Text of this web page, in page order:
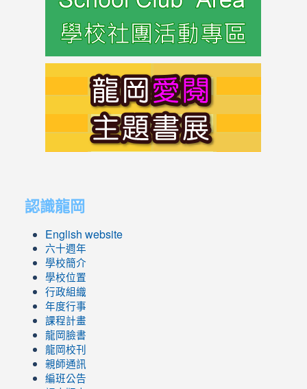
認識龍岡
English website
六十週年
學校簡介
學校位置
行政組織
年度行事
課程計畫
龍岡臉書
龍岡校刊
親師通訊
編班公告